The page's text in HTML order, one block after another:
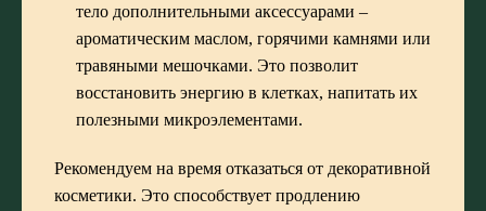
тело дополнительными аксессуарами –
ароматическим маслом, горячими камнями или
травяными мешочками. Это позволит
восстановить энергию в клетках, напитать их
полезными микроэлементами.
Рекомендуем на время отказаться от декоративной
косметики. Это способствует продлению